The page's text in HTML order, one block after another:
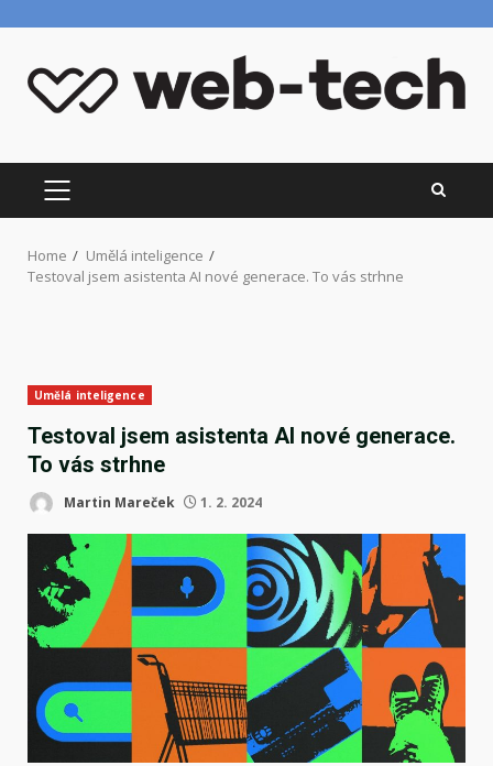
content
PRIMARY
MENU
Home
Umělá inteligence
Testoval jsem asistenta AI nové generace. To vás strhne
Umělá inteligence
Testoval jsem asistenta AI nové generace.
To vás strhne
Martin Mareček 1. 2. 2024